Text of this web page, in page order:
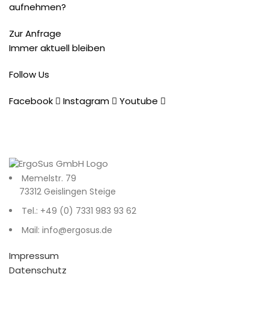
aufnehmen?
Zur Anfrage
Immer aktuell bleiben
Follow Us
Facebook
Instagram Youtube
Memelstr. 79
73312 Geislingen Steige
Tel.: +49 (0) 7331 983 93 62
Mail: info@ergosus.de
Impressum
Datenschutz